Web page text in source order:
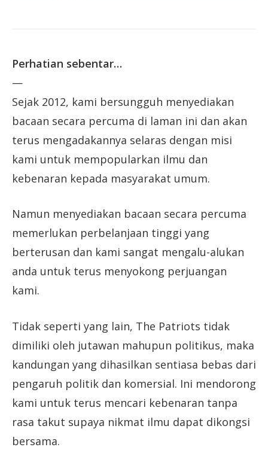
Perhatian sebentar…
—
Sejak 2012, kami bersungguh menyediakan
bacaan secara percuma di laman ini dan akan
terus mengadakannya selaras dengan misi
kami untuk mempopularkan ilmu dan
kebenaran kepada masyarakat umum.
Namun menyediakan bacaan secara percuma
memerlukan perbelanjaan tinggi yang
berterusan dan kami sangat mengalu-alukan
anda untuk terus menyokong perjuangan
kami.
Tidak seperti yang lain, The Patriots tidak
dimiliki oleh jutawan mahupun politikus, maka
kandungan yang dihasilkan sentiasa bebas dari
pengaruh politik dan komersial. Ini mendorong
kami untuk terus mencari kebenaran tanpa
rasa takut supaya nikmat ilmu dapat dikongsi
bersama.